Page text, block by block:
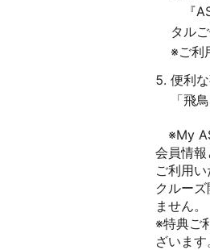
『
タル
※ご利
便利
「飛
※My
会員情
ご利用い
クルー
ません。
※特典ご
ざいます